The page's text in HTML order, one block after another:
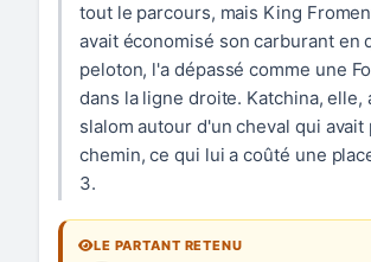
tout le parcours, mais King
avait économisé son carburant en
peloton, l'a dépassé comme une
dans la ligne droite. Katchina, elle,
slalom autour d'un cheval qui avait
chemin, ce qui lui a coûté une
3.
LE PARTANT RETENU